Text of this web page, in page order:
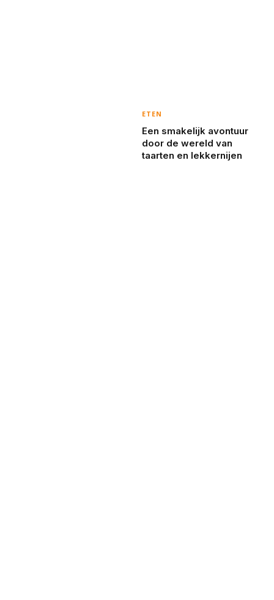
ETEN
Een smakelijk avontuur
door de wereld van
taarten en lekkernijen